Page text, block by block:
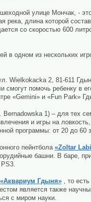
улице Мончак, -
река, длина которой
со скоростью 600
в одном из нескольких
Wielkokacka 2, 81-611
помочь ребенку в
«Gemini» и «Fun Park»
Bernadowska 1) – для тех
и игры на
программы: от 20 до 60
пейнтбола «Zoltar
башни. В баре,
«Аквариум Гдыня», то есть
является также
с миром науки.